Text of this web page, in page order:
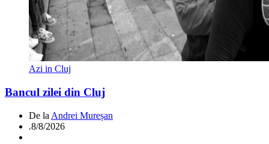
Azi in Cluj
Bancul zilei din Cluj
De la Andrei Mureșan
.8/8/2026